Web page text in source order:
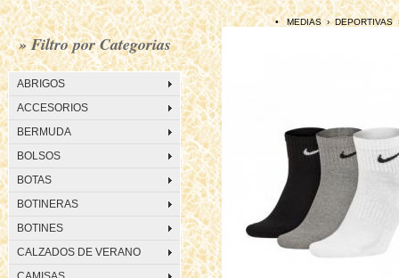
» Filtro por Categorias
ABRIGOS
ACCESORIOS
BERMUDA
BOLSOS
BOTAS
BOTINERAS
BOTINES
CALZADOS DE VERANO
• MEDIAS › DEPORTIVAS ›